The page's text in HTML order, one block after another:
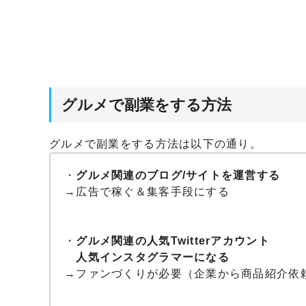
グルメで副業をする方法
グルメで副業をする方法は以下の通り。
・ グルメ関連のブログ/サイトを運営する
→広告で稼ぐ＆集客手段にする
・ グルメ関連の人気Twitterアカウント
人気インスタグラマーになる
→ファンづくりが必要（企業から商品紹介依